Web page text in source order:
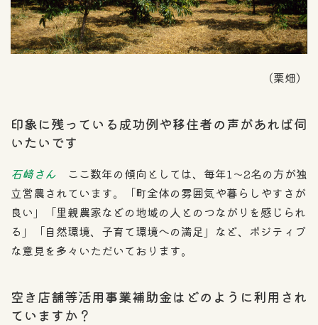
（栗畑）
印象に残っている成功例や移住者の声があれば伺
いたいです
石﨑さん ここ数年の傾向としては、毎年1～2名の方が独
立営農されています。「町全体の雰囲気や暮らしやすさが
良い」「里親農家などの地域の人とのつながりを感じられ
る」「自然環境、子育て環境への満足」など、ポジティブ
な意見を多々いただいております。
空き店舗等活用事業補助金はどのように利用され
ていますか？